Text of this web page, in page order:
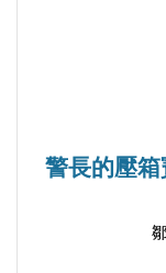
第一節 第二期
第二節 第二期
第七章 第二期
第一節 北伐國
第二節 1924年
第三節 在臺灣
警長的壓